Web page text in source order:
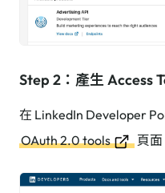
Step 2：產生 Access
在 LinkedIn Developer
OAuth 2.0 tools
頁